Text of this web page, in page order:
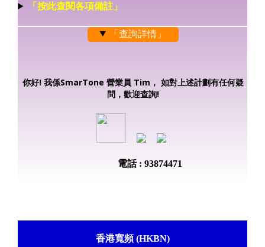
「按此查閱各項備註」
「查詢詳情」
你好! 我係SmarTone 營業員 Tim， 如對上述計劃有任何疑
問，歡迎查詢!
電話 : 93874471
香港寬頻 (HKBN)